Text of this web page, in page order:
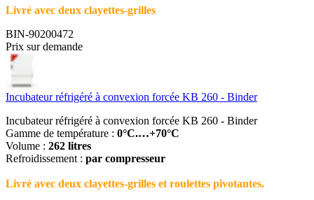
Livré avec deux clayettes-grilles
BIN-90200472
Prix sur demande
Incubateur réfrigéré à convexion forcée KB 260 - Binder
Incubateur réfrigéré à convexion forcée KB 260 - Binder
Gamme de température : 0°C.…+70°C
Volume : 262 litres
Refroidissement : par compresseur
Livré avec deux clayettes-grilles et roulettes pivotantes.